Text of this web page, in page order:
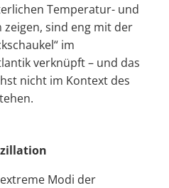
Temperatur- und
zeigen, sind eng mit der
im
verknüpft – und das
nicht im Kontext des
Modi der